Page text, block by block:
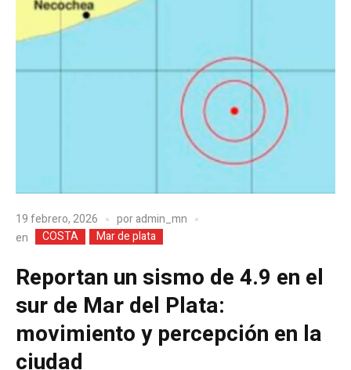
19 febrero, 2026 poradmin_mn
en
COSTA Mar de plata
Reportan un sismo de 4.9 en el
sur de Mar del Plata:
movimiento y percepción en la
ciudad